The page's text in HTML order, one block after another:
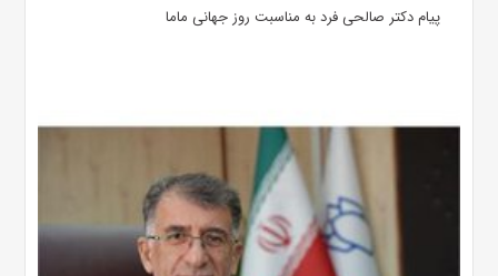
پیام دکتر صالحی فرد به مناسبت روز جهانی ماما